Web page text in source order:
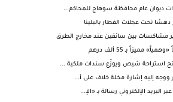
ديوان عام محافظة سوهاج للمحاكم...
تحت عجلات القطار بالبلينا
مشاكسات بين سائقين عند مخارج الطرق
مميزاً بـ 55 ألف درهم
استراحة شيص ويوزّع سندات ملكية ...
ووجه إليه إشارة مخلة خلاف على أ...
البريد الإلكتروني رسالة بـ «الإ...